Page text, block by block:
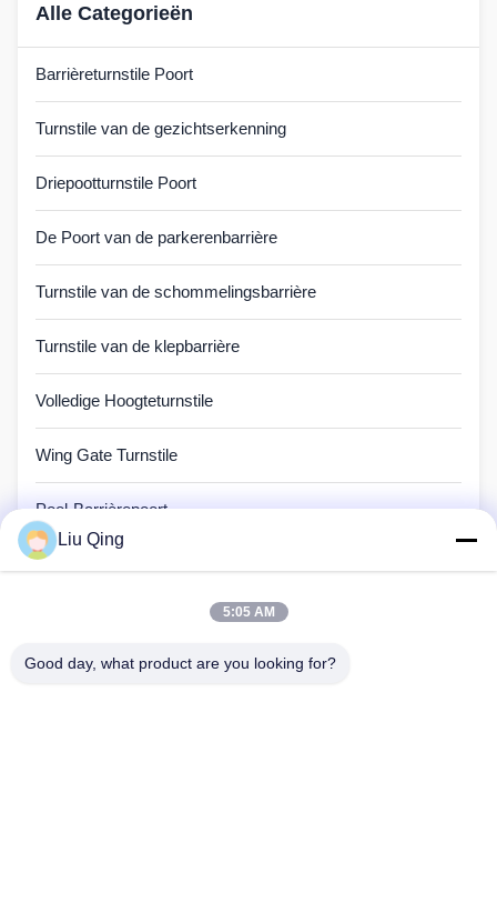
Alle Categorieën
Barrièreturnstile Poort
Turnstile van de gezichtserkenning
Driepootturnstile Poort
De Poort van de parkerenbarrière
Turnstile van de schommelingsbarrière
Turnstile van de klepbarrière
Volledige Hoogteturnstile
Wing Gate Turnstile
Pool-Barrièrepoort
Omheining Barrier Gate
Turnstile van de snelheidspoort
Liu Qing
5:05 AM
Good day, what product are you looking for?